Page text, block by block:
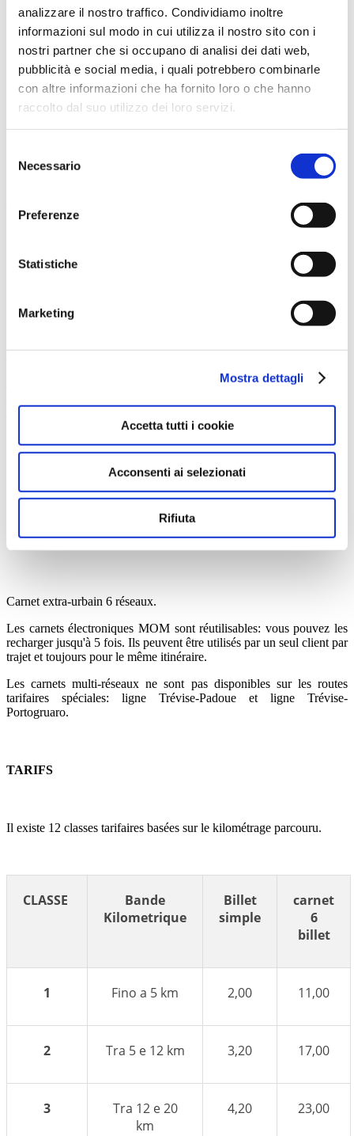
analizzare il nostro traffico. Condividiamo inoltre
informazioni sul modo in cui utilizza il nostro sito con i
nostri partner che si occupano di analisi dei dati web,
pubblicità e social media, i quali potrebbero combinarle
con altre informazioni che ha fornito loro o che hanno
raccolto dal suo utilizzo dei loro servizi.
delNecessario
Preferenze
Statistiche
Marketing
Mostra dettagli
Accetta tutti i cookie
Acconsenti ai selezionati
Rifiuta
Les prix MOM sont intégrés pour les services urbains-suburbains:
urbain a la possibilité de compléter son voyage en utilisant les bus
du réseau urbain, à condition que le voyage soit effectué en continu
Les tickets électroniques MOM sont réutilisables: vous pouvez les
recharger jusqu'à 30 fois dans les billetteries et les détaillants
CARNET EXTRA-URBAIN
Carnet extra-urbain 6 réseaux.
Les carnets électroniques MOM sont réutilisables: vous pouvez les
recharger jusqu'à 5 fois. Ils peuvent être utilisés par un seul client par
trajet et toujours pour le même itinéraire.
Les carnets multi-réseaux ne sont pas disponibles sur les routes
tarifaires spéciales: ligne Trévise-Padoue et ligne Trévise-
Portogruaro.
TARIFS
Il existe 12 classes tarifaires basées sur le kilométrage parcouru.
CLASSE
Bande
Kilometrique
Billet
simple
carnet
6
billet
1 Fino a 5 km 2,00 11,00
2 Tra 5 e 12 km 3,20 17,00
3
Tra 12 e 20
km
4,20 23,00